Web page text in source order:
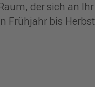
der sich an
Frühjahr bis